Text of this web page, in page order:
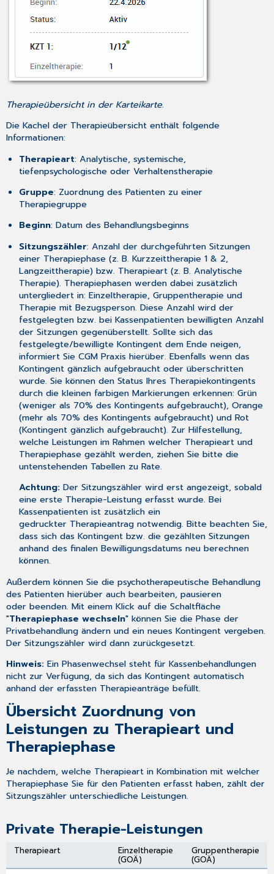
Therapieübersicht in der Karteikarte.
Die Kachel der Therapieübersicht enthält folgende
Informationen:
Therapieart: Analytische, systemische,
tiefenpsychologische oder Verhaltenstherapie
Gruppe: Zuordnung des Patienten zu einer
Therapiegruppe
Beginn: Datum des Behandlungsbeginns
Sitzungszähler: Anzahl der durchgeführten Sitzungen
einer Therapiephase (z. B. Kurzzeittherapie 1 & 2,
Langzeittherapie) bzw. Therapieart (z. B. Analytische
Therapie). Therapiephasen werden dabei zusätzlich
untergliedert in: Einzeltherapie, Gruppentherapie und
Therapie mit Bezugsperson. Diese Anzahl wird der
festgelegten bzw. bei Kassenpatienten bewilligten Anzahl
der Sitzungen gegenüberstellt. Sollte sich das
festgelegte/bewilligte Kontingent dem Ende neigen,
informiert Sie CGM Praxis hierüber. Ebenfalls wenn das
Kontingent gänzlich aufgebraucht oder überschritten
wurde. Sie können den Status Ihres Therapiekontingents
durch die kleinen farbigen Markierungen erkennen: Grün
(weniger als 70% des Kontingents aufgebraucht), Orange
(mehr als 70% des Kontingents aufgebraucht) und Rot
(Kontingent gänzlich aufgebraucht). Zur Hilfestellung,
welche Leistungen im Rahmen welcher Therapieart und
Therapiephase gezählt werden, ziehen Sie bitte die
untenstehenden Tabellen zu Rate.
Achtung: Der Sitzungszähler wird erst angezeigt, sobald
eine erste Therapie-Leistung erfasst wurde. Bei
Kassenpatienten ist zusätzlich ein
gedruckter Therapieantrag notwendig. Bitte beachten Sie,
dass sich das Kontingent bzw. die gezählten Sitzungen
anhand des finalen Bewilligungsdatums neu berechnen
können.
Außerdem können Sie die psychotherapeutische Behandlung
des Patienten hierüber auch bearbeiten, pausieren
oder beenden. Mit einem Klick auf die Schaltfläche
"Therapiephase wechseln" können Sie die Phase der
Privatbehandlung ändern und ein neues Kontingent vergeben.
Der Sitzungszähler wird dann zurückgesetzt.
Hinweis:Ein Phasenwechsel steht für Kassenbehandlungen
nicht zur Verfügung, da sich das Kontingent automatisch
anhand der erfassten Therapieanträge befüllt.
Übersicht Zuordnung von
Leistungen zu Therapieart und
Therapiephase
Je nachdem, welche Therapieart in Kombination mit welcher
Therapiephase Sie für den Patienten erfasst haben, zählt der
Sitzungszähler unterschiedliche Leistungen.
Private Therapie-Leistungen
Therapieart Einzeltherapie
(GOÄ)
Gruppentherapie
(GOÄ)